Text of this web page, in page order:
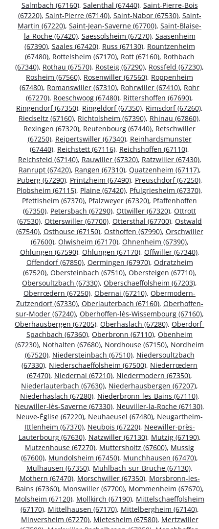
Salmbach (67160), Salenthal (67440), Saint-Pierre-Bois
(67220), Saint-Pierre (67140), Saint-Nabor (67530), Saint-
Martin (67220), Saint-Jean-Saverne (67700), Saint-Blaise-
la-Roche (67420), Saessolsheim (67270), Saasenheim
(67390), Saales (67420), Russ (67130), Rountzenheim
(67480), Rottelsheim (67170), Rott (67160), Rothbach
(67340), Rothau (67570), Rosteig (67290), Rossfeld (67230),
Rosheim (67560), Rosenwiller (67560), Roppenheim
(67480), Romanswiller (67310), Rohrwiller (67410), Rohr
(67270), Roeschwoog (67480), Rittershoffen (67690),
Ringendorf (67350), Ringeldorf (67350), Rimsdorf (67260),
Riedseltz (67160), Richtolsheim (67390), Rhinau (67860),
Rexingen (67320), Reutenbourg (67440), Retschwiller
(67250), Reipertswiller (67340), Reinhardsmunster
(67440), Reichstett (67116), Reichshoffen (67110),
Reichsfeld (67140), Rauwiller (67320), Ratzwiller (67430),
Ranrupt (67420), Rangen (67310), Quatzenheim (67117),
Puberg (67290), Printzheim (67490), Preuschdorf (67250),
Plobsheim (67115), Plaine (67420), Pfulgriesheim (67370),
Pfettisheim (67370), Pfalzweyer (67320), Pfaffenhoffen
(67350), Petersbach (67290), Ottwiller (67320), Ottrott
(67530), Otterswiller (67700), Ottersthal (67700), Ostwald
(67540), Osthouse (67150), Osthoffen (67990), Orschwiller
(67600), Olwisheim (67170), Ohnenheim (67390),
Ohlungen (67590), Ohlungen (67170), Offwiller (67340),
Offendorf (67850), Oermingen (67970), Odratzheim
(67520), Obersteinbach (67510), Obersteigen (67710),
Obersoultzbach (67330), Oberschaeffolsheim (67203),
Oberrœdern (67250), Obernai (67210), Obermodern-
Zutzendorf (67330), Oberlauterbach (67160), Oberhoffen-
sur-Moder (67240), Oberhoffen-lès-Wissembourg (67160),
Oberhausbergen (67205), Oberhaslach (67280), Oberdorf-
Spachbach (67360), Oberbronn (67110), Obenheim
(67230), Nothalten (67680), Nordhouse (67150), Nordheim
(67520), Niedersteinbach (67510), Niedersoultzbach
(67330), Niederschaeffolsheim (67500), Niederrœdern
(67470), Niedernai (67210), Niedermodern (67350),
Niederlauterbach (67630), Niederhausbergen (67207),
Niederhaslach (67280), Niederbronn-les-Bains (67110),
Neuwiller-lès-Saverne (67330), Neuviller-la-Roche (67130),
Neuve-Église (67220), Neuhaeusel (67480), Neugartheim-
Ittlenheim (67370), Neubois (67220), Neewiller-près-
Lauterbourg (67630), Natzwiller (67130), Mutzig (67190),
Mutzenhouse (67270), Muttersholtz (67600), Mussig
(67600), Mundolsheim (67450), Munchhausen (67470),
Mulhausen (67350), Muhlbach-sur-Bruche (67130),
Mothern (67470), Morschwiller (67350), Morsbronn-les-
Bains (67360), Monswiller (67700), Mommenheim (67670),
Molsheim (67120), Mollkirch (67190), Mittelschaeffolsheim
(67170), Mittelhausen (67170), Mittelbergheim (67140),
Minversheim (67270), Mietesheim (67580), Mertzwiller